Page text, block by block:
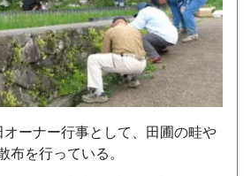
ーナー行事として、田圃の畦や
を行っている。